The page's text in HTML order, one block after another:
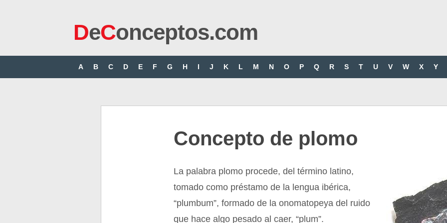
DeConceptos.com
A B C D E F G H I J K L M N O P Q R S T U V W X Y
Concepto de plomo
La palabra plomo procede, del término latino,
tomado como préstamo de la lengua ibérica,
“plumbum”, formado de la onomatopeya del ruido
que hace algo pesado al caer, “plum”.